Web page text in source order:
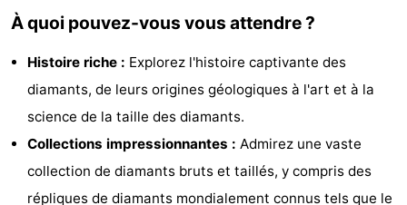
de
-
Experiences
Villages
villes
guidées
Sports
À quoi pouvez-vous vous attendre ?
Histoire riche : Explorez l'histoire captivante des
diamants, de leurs origines géologiques à l'art et à la
science de la taille des diamants.
Collections impressionnantes : Admirez une vaste
collection de diamants bruts et taillés, y compris des
répliques de diamants mondialement connus tels que le